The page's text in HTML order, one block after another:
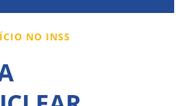
NO INSS